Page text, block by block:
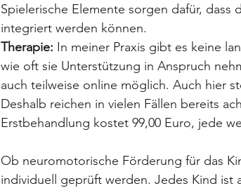
Spielerische Elemente sorgen dafür,
integriert werden können.
Therapie: In meiner Praxis gibt es keine
wie oft sie Unterstützung in Anspruch
auch teilweise online möglich. Auch hier
Deshalb reichen in vielen Fällen bereits
Erstbehandlung kostet 99,00 Euro, jede
Ob neuromotorische Förderung für das
individuell geprüft werden. Jedes Kind ist